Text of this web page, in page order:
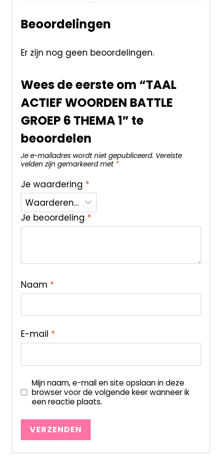
Beoordelingen
Er zijn nog geen beoordelingen.
Wees de eerste om “TAAL
ACTIEF WOORDEN BATTLE
GROEP 6 THEMA 1” te
beoordelen
Je e-mailadres wordt niet gepubliceerd. Vereiste
velden zijn gemarkeerd met *
Je waardering *
Je beoordeling *
Naam *
E-mail *
Mijn naam, e-mail en site opslaan in deze
browser voor de volgende keer wanneer ik
een reactie plaats.